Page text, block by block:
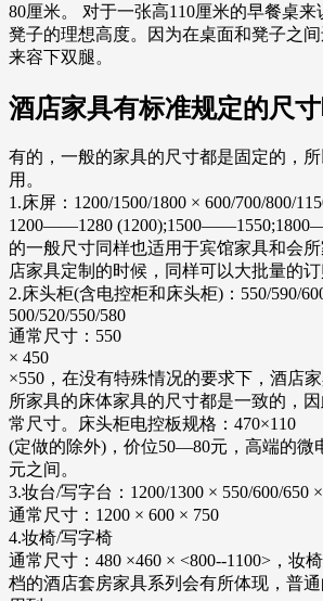
80厘米。 对于一张高110厘米的早餐桌来
凳子的理想高度。因为在桌面和凳子之
来容下双腿。
酒店家具有标准规定的尺寸
有的，一般的家具的尺寸都是固定的，
用。
1.床屏：1200/1500/1800 × 600/700/800/
1200——1280
的一般尺寸同样也适用于宾馆家具和会
店家具定制的时候，同样可以大批量的订
2.床头柜(含电控柜和床头柜)：550/590/
500/520/550/580
通常尺寸：550
× 450
×550，在没有特殊情况的要求下，酒店
所家具的床体家具的尺寸都是一致的，
常尺寸。床头柜电控板规格：470×110
(定做的除外)，价位50—80元，高端的微
元之间。
3.妆台/写字台：1200/1300 × 550/600/650
通常尺寸：1200 × 600 × 750
4.妆椅/写字椅
通常尺寸：480 ×460 × <800--1100>，妆
档的酒店套房家具系列会有所体现，普